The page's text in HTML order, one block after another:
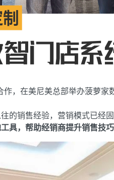
，在美尼美总部举办菠萝家
的销售经验，营销模式已经
具，帮助经销商提升销售技巧